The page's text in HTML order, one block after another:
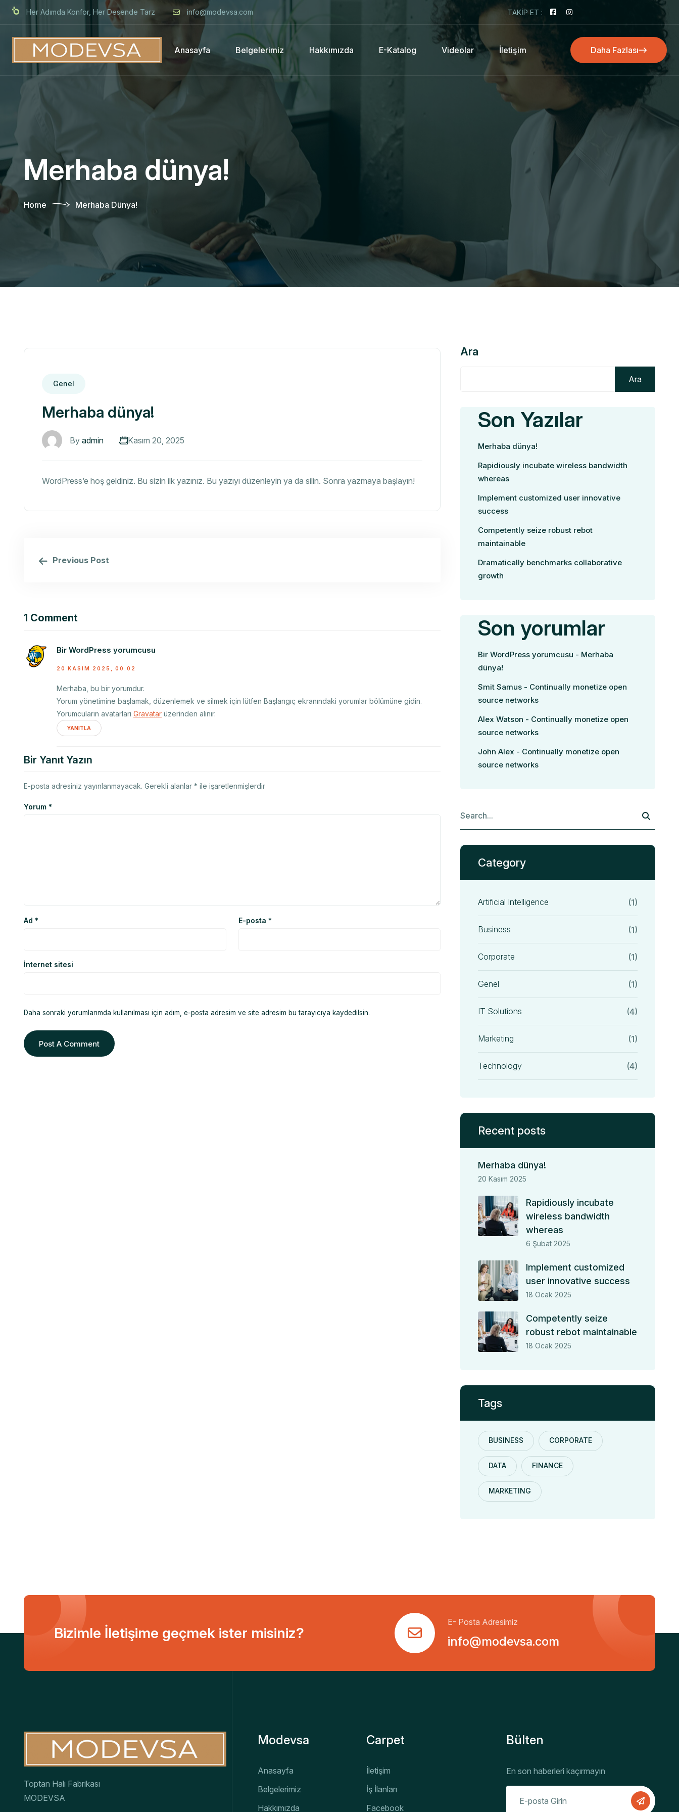
Her Adımda Konfor, Her Desende Tarz info@modevsa.com TAKIP ET :
Anasayfa Belgelerimiz Hakkımızda E-Katalog Videolar İletişim
Daha Fazlası
Daha Fazlası
Merhaba dünya!
Home Merhaba Dünya!
Genel
Merhaba dünya!
By admin Kasım 20, 2025
WordPress’e hoş geldiniz. Bu sizin ilk yazınız. Bu yazıyı düzenleyin ya da silin. Sonra yazmaya başlayın!
Previous Post
1 Comment
Bir WordPress yorumcusu
20 KASIM 2025, 00:02
Merhaba, bu bir yorumdur.
Yorum yönetimine başlamak, düzenlemek ve silmek için lütfen Başlangıç ekranındaki yorumlar bölümüne gidin.
Yorumcuların avatarları Gravatar üzerinden alınır.
YANITLA
Bir Yanıt Yazın
E-posta adresiniz yayınlanmayacak. Gerekli alanlar * ile işaretlenmişlerdir
Yorum *
Ad * E-posta *
İnternet sitesi
Daha sonraki yorumlarımda kullanılması için adım, e-posta adresim ve site adresim bu tarayıcıya kaydedilsin.
Ara
Ara
Son Yazılar
Merhaba dünya!
Rapidiously incubate wireless bandwidth
whereas
Implement customized user innovative
success
Competently seize robust rebot
maintainable
Dramatically benchmarks collaborative
growth
Son yorumlar
Bir WordPress yorumcusu - Merhaba
dünya!
Smit Samus - Continually monetize open
source networks
Alex Watson - Continually monetize open
source networks
John Alex - Continually monetize open
source networks
Category
Artificial Intelligence (1)
Business (1)
Corporate (1)
Genel (1)
IT Solutions (4)
Marketing (1)
Technology (4)
Recent posts
Merhaba dünya!
20 Kasım 2025
Rapidiously incubate
wireless bandwidth
whereas
6 Şubat 2025
Implement customized
user innovative success
18 Ocak 2025
Competently seize
robust rebot maintainable
18 Ocak 2025
Tags
BUSINESS CORPORATE
DATA FINANCE
MARKETING
Bizimle İletişime geçmek ister misiniz?
E- Posta Adresimiz
info@modevsa.com
Toptan Halı Fabrikası
MODEVSA
Modevsa
Anasayfa
Belgelerimiz
Hakkımızda
Carpet
İletişim
İş İlanları
Facebook
Bülten
En son haberleri kaçırmayın